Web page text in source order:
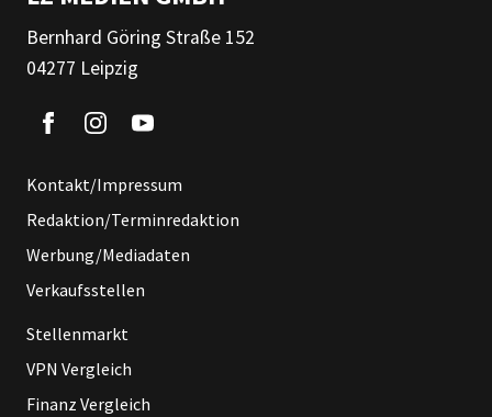
Bernhard Göring Straße 152
04277 Leipzig
Kontakt/Impressum
Redaktion/Terminredaktion
Werbung/Mediadaten
Verkaufsstellen
Stellenmarkt
VPN Vergleich
Finanz Vergleich